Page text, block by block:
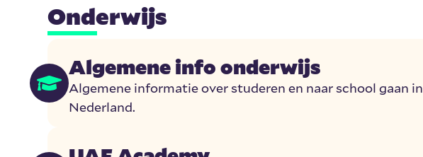
Onderwijs
Algemene info onderwijs
Algemene informatie over studeren en naar school gaan in
Nederland.